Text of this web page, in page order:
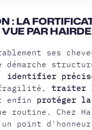
: LA
PAR
ses
démarche
identifier
traiter
enfin protéger
routine. Chez
un point